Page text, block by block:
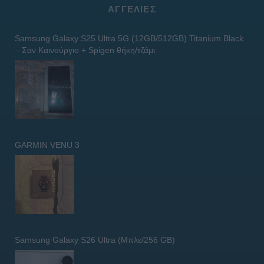
ΑΓΓΕΛΊΕΣ
Samsung Galaxy S25 Ultra 5G (12GB/512GB) Titanium Black
– Σαν Καινούργιο + Spigen θήκη/τζάμι
GARMIN VENU 3
Samsung Galaxy S26 Ultra (Μπλε/256 GB)